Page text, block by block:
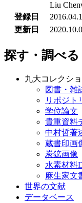
Liu
登録日
更新日
探す・調べる
九大コレクシ
図書・雑
リポジト
学位論文
貴重資料
中村哲著
蔵書印画
炭鉱画像
水素材料
麻生家文
世界の文献
データベース